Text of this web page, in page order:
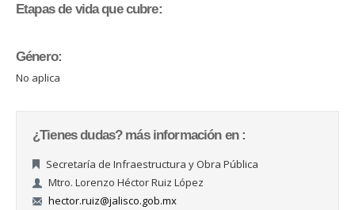
Etapas de vida que cubre:
Género:
No aplica
¿Tienes dudas? más información en :
Secretaría de Infraestructura y Obra Pública
Mtro. Lorenzo Héctor Ruiz López
hector.ruiz@jalisco.gob.mx